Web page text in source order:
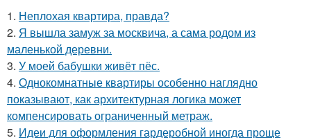
1. Неплохая квартира, правда?
2. Я вышла замуж за москвича, а сама родом из
маленькой деревни.
3. У моей бабушки живёт пёс.
4. Однокомнатные квартиры особенно наглядно
показывают, как архитектурная логика может
компенсировать ограниченный метраж.
5. Идеи для оформления гардеробной иногда проще